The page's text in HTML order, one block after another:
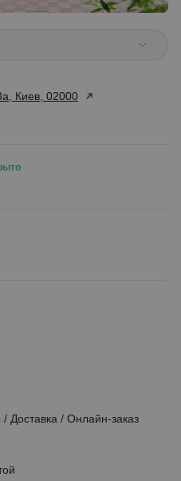
Киев, 02000
/ Доставка / Онлайн-заказ